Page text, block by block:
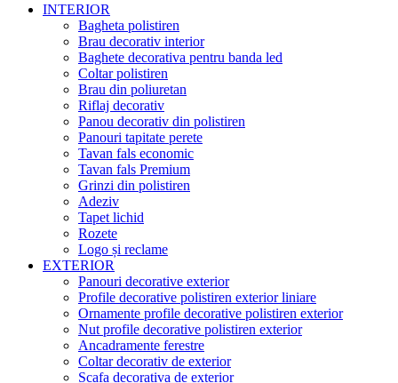
INTERIOR
Bagheta polistiren
Brau decorativ interior
Baghete decorativa pentru banda led
Coltar polistiren
Brau din poliuretan
Riflaj decorativ
Panou decorativ din polistiren
Panouri tapitate perete
Tavan fals economic
Tavan fals Premium
Grinzi din polistiren
Adeziv
Tapet lichid
Rozete
Logo și reclame
EXTERIOR
Panouri decorative exterior
Profile decorative polistiren exterior liniare
Ornamente profile decorative polistiren exterior
Nut profile decorative polistiren exterior
Ancadramente ferestre
Coltar decorativ de exterior
Scafa decorativa de exterior